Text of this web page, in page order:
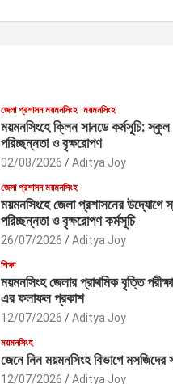
জেলা প্রশাসন ময়মনসিংহ ময়মনসিংহ
ময়মনসিংহে ক্লিন সানডে কর্মসূচি: স্কুল
পরিচ্ছন্নতা ও বৃক্ষরোপণ
02/08/2026 Aditya Joy
জেলা প্রশাসন ময়মনসিংহ
ময়মনসিংহে জেলা প্রশাসনের উদ্যোগে
পরিচ্ছন্নতা ও বৃক্ষরোপণ কর্মসূচি
26/07/2026 Aditya Joy
শিক্ষা
ময়মনসিংহ জেলার প্রাথমিক বৃত্তি
এর ফলাফল প্রকাশ
12/07/2026 Aditya Joy
ময়মনসিংহ
জেনে নিন ময়মনসিংহ বিভাগে মসজিদের
12/07/2026 Aditya Joy